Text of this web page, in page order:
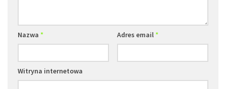
Nazwa * Adres email*
Witryna internetowa